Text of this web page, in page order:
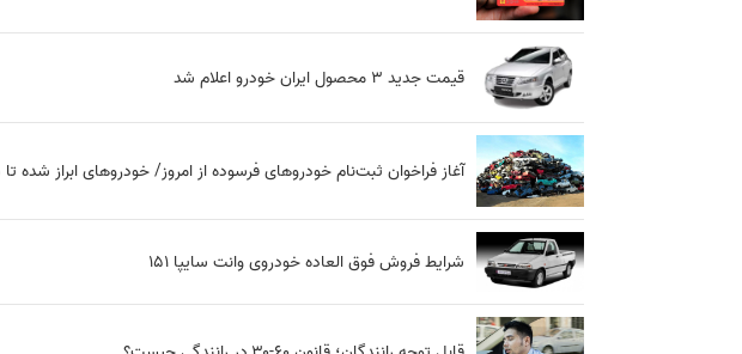
قیمت جدید ۳ محصول ایران خودرو اعلام شد
آغاز فراخوان ثبت‌نام خودروهای فرسوده از امروز/ خودروهای ابراز شده تا ۵ سال جریمه نمی‌شوند
شرایط فروش فوق العاده خودروی وانت سایپا 151